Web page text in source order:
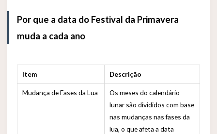
Por que a data do Festival da Primavera
muda a cada ano
Item Descrição
Mudança de Fases da Lua
Os meses do calendário
lunar são divididos com base
nas mudanças nas fases da
lua, o que afeta a data